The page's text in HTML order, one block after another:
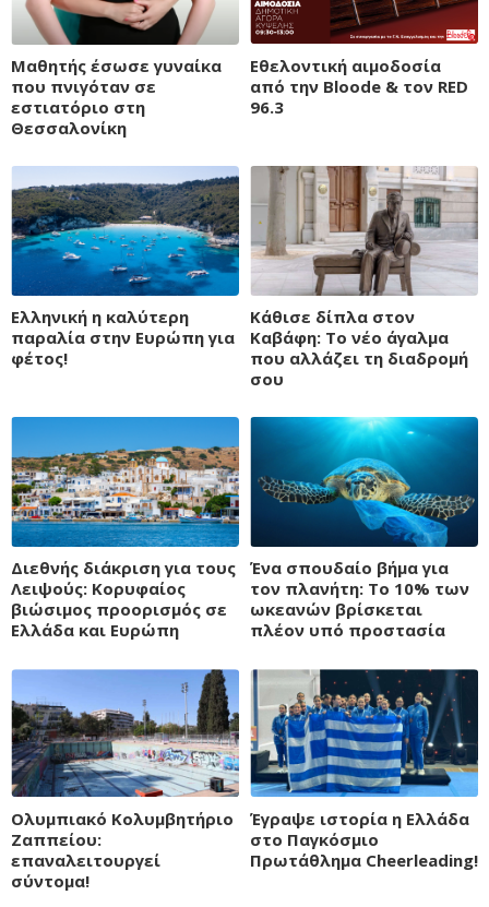
Μαθητής έσωσε γυναίκα
που πνιγόταν σε
εστιατόριο στη
Θεσσαλονίκη
Εθελοντική αιμοδοσία
από την Bloode & τον RED
96.3
Ελληνική η καλύτερη
παραλία στην Ευρώπη για
φέτος!
Κάθισε δίπλα στον
Καβάφη: Το νέο άγαλμα
που αλλάζει τη διαδρομή
σου
Διεθνής διάκριση για τους
Λειψούς: Κορυφαίος
βιώσιμος προορισμός σε
Ελλάδα και Ευρώπη
Ένα σπουδαίο βήμα για
τον πλανήτη: Το 10% των
ωκεανών βρίσκεται
πλέον υπό προστασία
Ολυμπιακό Κολυμβητήριο
Ζαππείου:
επαναλειτουργεί
σύντομα!
Έγραψε ιστορία η Ελλάδα
στο Παγκόσμιο
Πρωτάθλημα Cheerleading!